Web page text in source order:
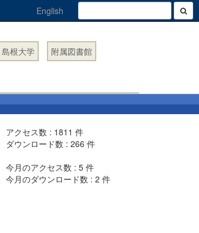
English
島根大学 附属図書館
アクセス数 : 1811 件
ダウンロード数 :266 件
今月のアクセス数 :5 件
今月のダウンロード数 :2 件